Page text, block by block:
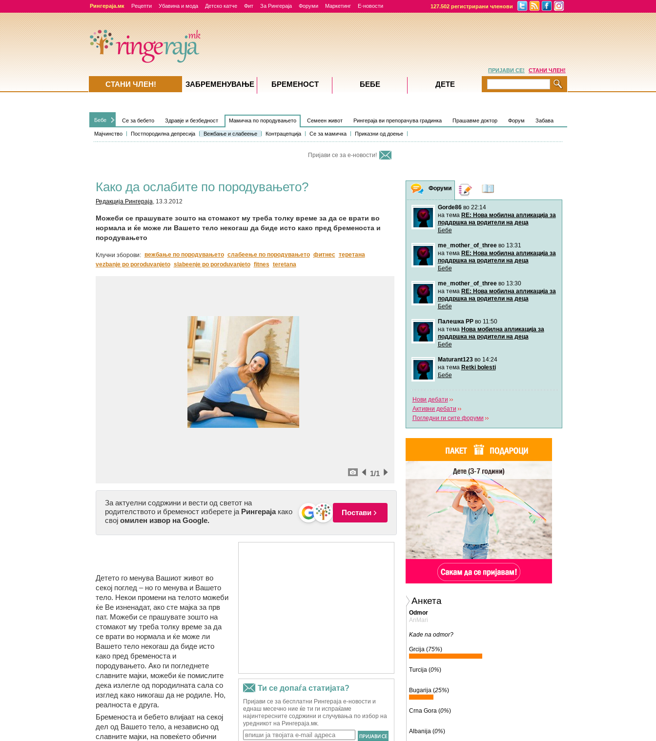
Рингераја.мк Рецепти Убавина и мода Детско катче Фит За Рингераја Форуми Маркетинг Е-новости 127.502 регистрирани членови
Бебе Се за бебето Здравје и безбедност Мамичка по породувањето
Мајчинство Постпородилна депресија Вежбање и слабеење Контрацепција Се за мамичка Приказни од доење
Семеен живот Рингераја ви препорачува градинка Прашавме доктор Форум Забава
Пријави се за е-новости!
Како да ослабите по породувањето?
Редакција Рингераја, 13.3.2012
Можеби се прашувате зошто на стомакот му треба толку време за да се врати во
нормала и ќе може ли Вашето тело некогаш да биде исто како пред бременоста и
породувањето
Клучни зборови: вежбање по породувањето слабеење по породувањето фитнес теретана
vezbanje po poroduvanjeto slabeenje po poroduvanjeto fitnes teretana
/1
1
За актуелни содржини и вести од светот на
родителството и бременост изберете ја Рингерајакако
свој омилен извор на Google.
Постави
Детето го менува Вашиот живот во
секој поглед – но го менува и Вашето
тело. Некои промени на телото можеби
ќе Ве изненадат, ако сте мајка за прв
пат. Можеби се прашувате зошто на
стомакот му треба толку време за да
се врати во нормала и ќе може ли
Вашето тело некогаш да биде исто
како пред бременоста и
породувањето. Ако ги погледнете
славните мајки, можеби ќе помислите
дека излегле од породилната сала со
изглед како никогаш да не родиле. Но,
реалноста е друга.
Бременоста и бебето влијаат на секој
дел од Вашето тело, а независно од
славните мајки, на повеќето обични
Форуми Дневници
Gorde86во 22:14
на тема RE: Нова мобилна апликација за
поддршка на родители на деца
Бебе
me_mother_of_threeво 13:31
на тема RE: Нова мобилна апликација за
поддршка на родители на деца
Бебе
me_mother_of_threeво 13:30
на тема RE: Нова мобилна апликација за
поддршка на родители на деца
Бебе
Палешка РРво 11:50
на тема Нова мобилна апликација за
поддршка на родители на деца
Бебе
Maturant123во 14:24
на тема Retki bolesti
Бебе
Нови дебати
Активни дебати
Погледни ги сите форуми
Анкета
Odmor
AnMari
Kade na odmor?
Grcija (75%)
Turcija (0%)
Bugarija (25%)
Crna Gora (0%)
Albanija (0%)
ПРИЈАВИ СЕ! СТАНИ ЧЛЕН!
СТАНИ ЧЛЕН! ЗАБРЕМЕНУВАЊE БРЕМЕНОСТ БЕБЕ ДЕТЕ